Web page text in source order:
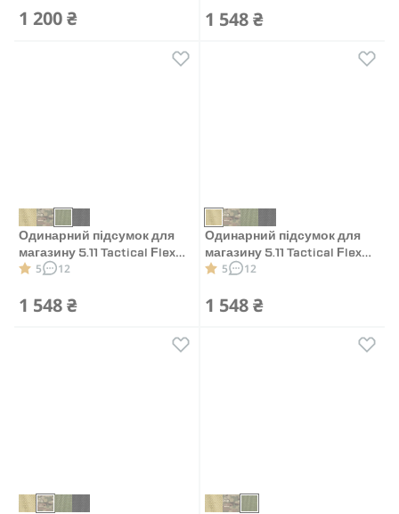
1 200 ₴ 1 548 ₴
Одинарний підсумок для
магазину 5.11 Tactical Flex
Multi-Caliber Cover. Олива
5 12
1 548 ₴
Одинарний підсумок для
магазину 5.11 Tactical Flex
Multi-Caliber Cover. Койот
5 12
1 548 ₴